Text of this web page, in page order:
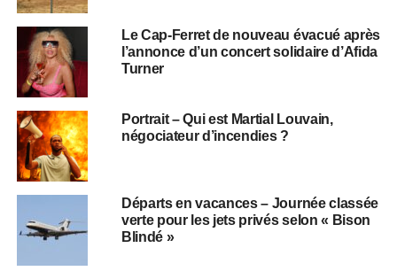
Le Cap-Ferret de nouveau évacué après
l’annonce d’un concert solidaire d’Afida
Turner
Portrait – Qui est Martial Louvain,
négociateur d’incendies ?
Départs en vacances – Journée classée
verte pour les jets privés selon « Bison
Blindé »